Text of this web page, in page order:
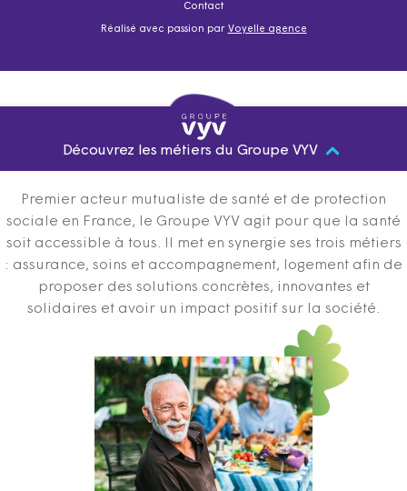
Contact
Réalisé avec passion par Voyelle agence
Découvrez les métiers du Groupe VYV
Premier acteur mutualiste de santé et de protection
sociale en France, le Groupe VYV agit pour que la santé
soit accessible à tous. Il met en synergie ses trois métiers
: assurance, soins et accompagnement, logement afin de
proposer des solutions concrètes, innovantes et
solidaires et avoir un impact positif sur la société.